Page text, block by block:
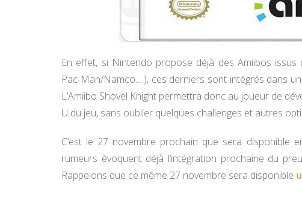
En effet, si Nintendo propose déjà des Amiibos issus
Pac-Man/Namco….), ces derniers sont intégrés dans
L’Amiibo Shovel Knight permettra donc au joueur de
U du jeu, sans oublier quelques challenges et autres
C’est le 27 novembre prochain que sera disponible
rumeurs évoquent déjà l’intégration prochaine du
Rappelons que ce même 27 novembre sera disponible